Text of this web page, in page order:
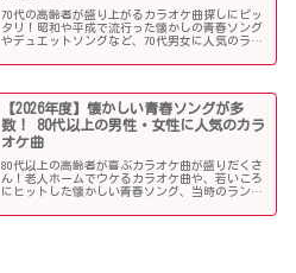
70代の高齢者が盛り上がるカラオケ曲探しにピッ
タリ！昭和や平成で流行った懐かしの青春ソング
やデュエットソングなど、70代男女に人気のラン
ウケる曲、老人に喜ばれる曲が詰まったラインナ
【2026年度】懐かしい青春ソングが多
数！ 80代以上の男性・女性に人気のカラ
オケ曲
80代以上の高齢者が喜ぶカラオケ曲が盛りだくさ
ん！老人ホームでウケるカラオケ曲や、若いころ
にヒットした懐かしい青春ソング、当時のランキ
た！